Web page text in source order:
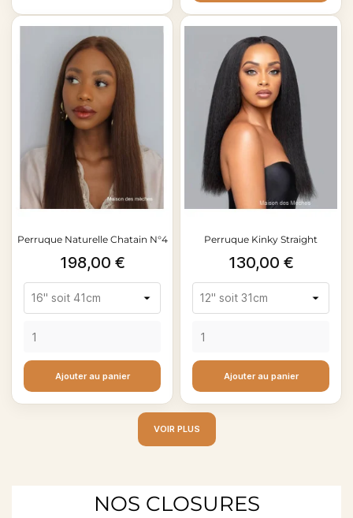
Perruque Naturelle Chatain N°4
Prix
198,00 €
Ajouter au panier
Perruque Kinky Straight
Prix
130,00 €
Ajouter au panier
VOIR PLUS
NOS CLOSURES